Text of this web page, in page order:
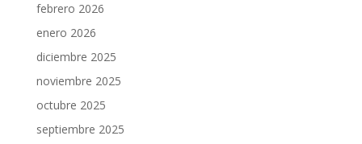
febrero 2026
enero 2026
diciembre 2025
noviembre 2025
octubre 2025
septiembre 2025